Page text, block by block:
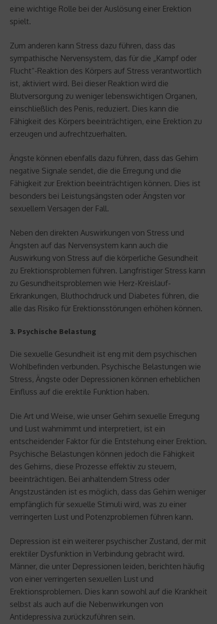
eine wichtige Rolle bei der Auslösung einer Erektion
spielt.
Zum anderen kann Stress dazu führen, dass das
sympathische Nervensystem, das für die „Kampf oder
Flucht“-Reaktion des Körpers auf Stress verantwortlich
ist, aktiviert wird. Bei dieser Reaktion wird die
Blutversorgung zu weniger lebenswichtigen Organen,
einschließlich des Penis, reduziert. Dies kann die
Fähigkeit des Körpers beeinträchtigen, eine Erektion zu
erzeugen und aufrechtzuerhalten.
Ängste können ebenfalls dazu führen, dass das Gehirn
negative Signale sendet, die die Erregung und die
Fähigkeit zur Erektion beeinträchtigen können. Dies ist
besonders bei Leistungsängsten oder Ängsten vor
sexuellem Versagen der Fall.
Neben den direkten Auswirkungen von Stress und
Ängsten auf das Nervensystem kann auch die
Auswirkung von Stress auf die körperliche Gesundheit
zu Erektionsproblemen führen. Langfristiger Stress kann
zu Gesundheitsproblemen wie Herz-Kreislauf-
Erkrankungen, Bluthochdruck und Diabetes führen, die
alle das Risiko für Erektionsstörungen erhöhen können.
3. Psychische Belastung
Die sexuelle Gesundheit ist eng mit dem psychischen
Wohlbefinden verbunden. Psychische Belastungen wie
Stress, Ängste oder Depressionen können erheblichen
Einfluss auf die erektile Funktion haben.
Die Art und Weise, wie unser Gehirn sexuelle Erregung
und Lust wahrnimmt und interpretiert, ist ein
entscheidender Faktor für die Entstehung einer Erektion.
Psychische Belastungen können jedoch die Fähigkeit
des Gehirns, diese Prozesse effektiv zu steuern,
beeinträchtigen. Bei anhaltendem Stress oder
Angstzuständen ist es möglich, dass das Gehirn weniger
empfänglich für sexuelle Stimuli wird, was zu einer
verringerten Lust und Potenzproblemen führen kann.
Depression ist ein weiterer psychischer Zustand, der mit
erektiler Dysfunktion in Verbindung gebracht wird.
Männer, die unter Depressionen leiden, berichten häufig
von einer verringerten sexuellen Lust und
Erektionsproblemen. Dies kann sowohl auf die Krankheit
selbst als auch auf die Nebenwirkungen von
Antidepressiva zurückzuführen sein.